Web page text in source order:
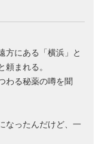
方にある「横浜」と
頼まれる。
わる秘薬の噂を聞
なったんだけど、一